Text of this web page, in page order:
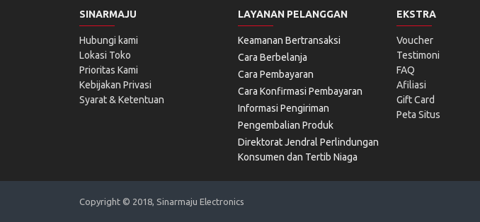
SINARMAJU
Hubungi kami
Lokasi Toko
Prioritas Kami
Kebijakan Privasi
Syarat & Ketentuan
LAYANAN PELANGGAN
Keamanan Bertransaksi
Cara Berbelanja
Cara Pembayaran
Cara Konfirmasi Pembayaran
Informasi Pengiriman
Pengembalian Produk
Direktorat Jendral Perlindungan
Konsumen dan Tertib Niaga
EKSTRA
Voucher
Testimoni
FAQ
Afiliasi
Gift Card
Peta Situs
Copyright © 2018, Sinarmaju Electronics